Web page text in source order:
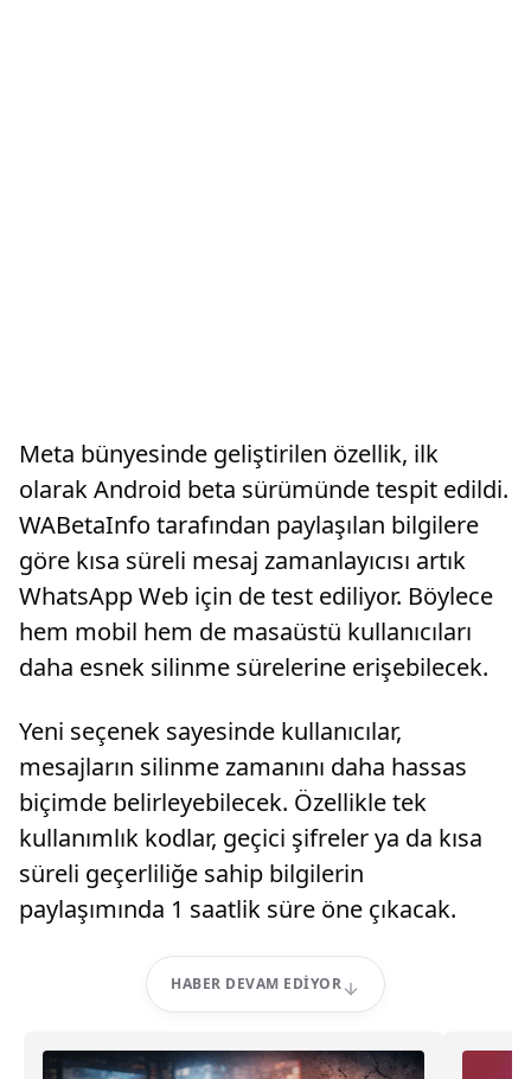
Meta bünyesinde geliştirilen özellik, ilk
olarak Android beta sürümünde tespit edildi.
WABetaInfo tarafından paylaşılan bilgilere
göre kısa süreli mesaj zamanlayıcısı artık
WhatsApp Web için de test ediliyor. Böylece
hem mobil hem de masaüstü kullanıcıları
daha esnek silinme sürelerine erişebilecek.
Yeni seçenek sayesinde kullanıcılar,
mesajların silinme zamanını daha hassas
biçimde belirleyebilecek. Özellikle tek
kullanımlık kodlar, geçici şifreler ya da kısa
süreli geçerliliğe sahip bilgilerin
paylaşımında 1 saatlik süre öne çıkacak.
HABER DEVAM EDIYOR